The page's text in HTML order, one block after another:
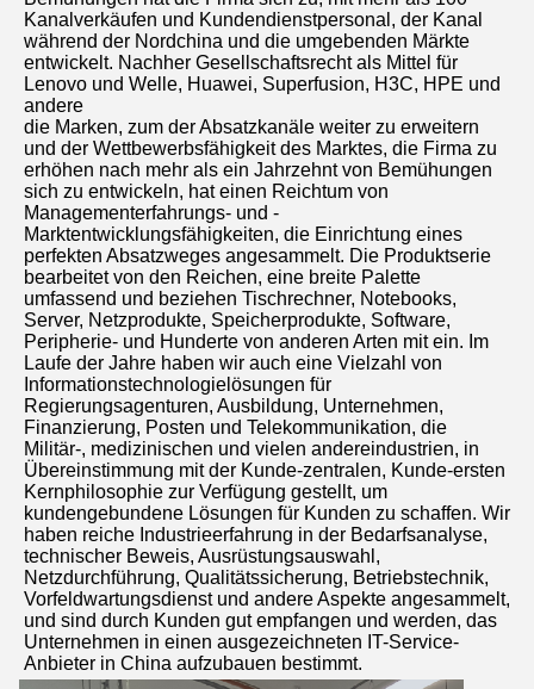
Kanalverkäufen und Kundendienstpersonal, der Kanal
während der Nordchina und die umgebenden Märkte
entwickelt. Nachher Gesellschaftsrecht als Mittel für
Lenovo und Welle, Huawei, Superfusion, H3C, HPE und
andere
die Marken, zum der Absatzkanäle weiter zu erweitern
und der Wettbewerbsfähigkeit des Marktes, die Firma zu
erhöhen nach mehr als ein Jahrzehnt von Bemühungen
sich zu entwickeln, hat einen Reichtum von
Managementerfahrungs- und -
Marktentwicklungsfähigkeiten, die Einrichtung eines
perfekten Absatzweges angesammelt. Die Produktserie
bearbeitet von den Reichen, eine breite Palette
umfassend und beziehen Tischrechner, Notebooks,
Server, Netzprodukte, Speicherprodukte, Software,
Peripherie- und Hunderte von anderen Arten mit ein. Im
Laufe der Jahre haben wir auch eine Vielzahl von
Informationstechnologielösungen für
Regierungsagenturen, Ausbildung, Unternehmen,
Finanzierung, Posten und Telekommunikation, die
Militär-, medizinischen und vielen andereindustrien, in
Übereinstimmung mit der Kunde-zentralen, Kunde-ersten
Kernphilosophie zur Verfügung gestellt, um
kundengebundene Lösungen für Kunden zu schaffen. Wir
haben reiche Industrieerfahrung in der Bedarfsanalyse,
technischer Beweis, Ausrüstungsauswahl,
Netzdurchführung, Qualitätssicherung, Betriebstechnik,
Vorfeldwartungsdienst und andere Aspekte angesammelt,
und sind durch Kunden gut empfangen und werden, das
Unternehmen in einen ausgezeichneten IT-Service-
Anbieter in China aufzubauen bestimmt.